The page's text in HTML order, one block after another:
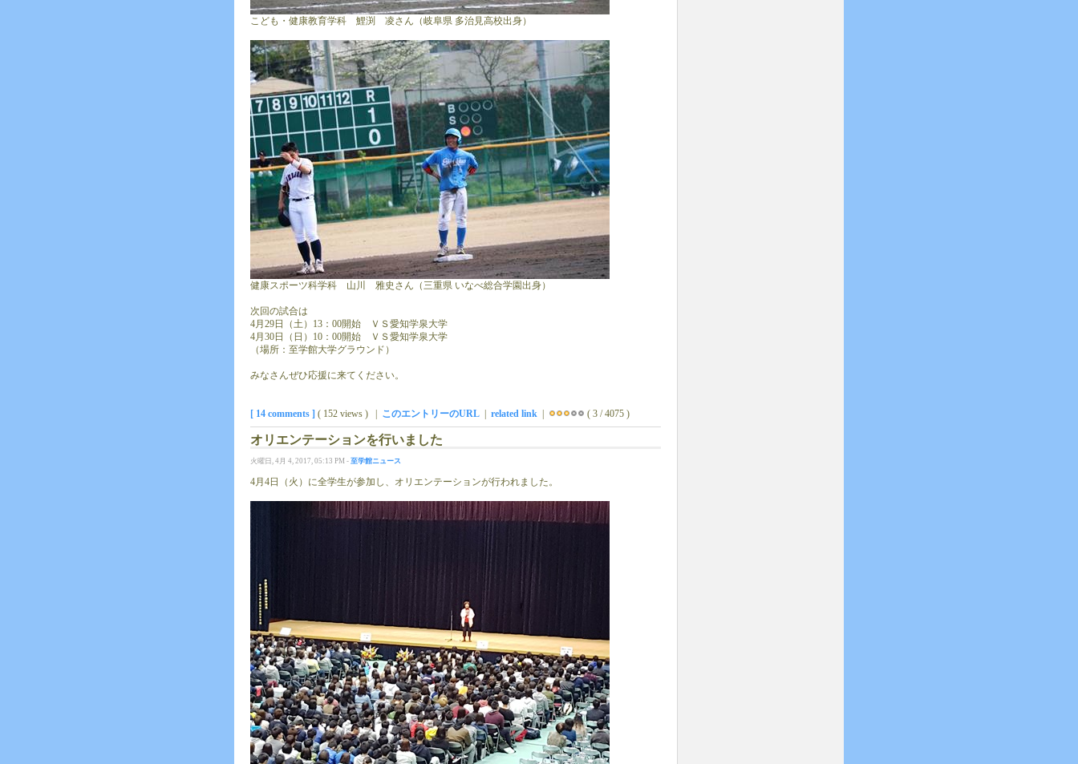
こども・健康教育学科 鯉渕 凌さん（岐阜県 多治見高校出身）
健康スポーツ科学科 山川 雅史さん（三重県 いなべ総合学園出身）
次回の試合は
4月29日（土）13：00開始 ＶＳ愛知学泉大学
4月30日（日）10：00開始 ＶＳ愛知学泉大学
（場所：至学館大学グラウンド）
みなさんぜひ応援に来てください。
[ 14 comments ] ( 152 views ) | このエントリーのURL related link ( 3 / 4075 )
オリエンテーションを行いました
火曜日, 4月 4, 2017, 05:13 PM - 至学館ニュース
4月4日（火）に全学生が参加し、オリエンテーションが行われました。